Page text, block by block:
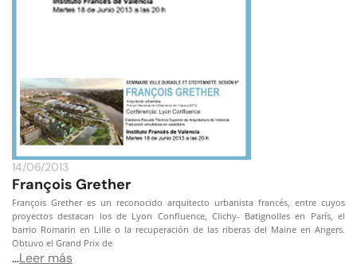
14/06/2013
François Grether
François Grether es un reconocido arquitecto urbanista francés, entre cuyos
proyectos destacan los de Lyon Confluence, Clichy- Batignolles en París, el
barrio Romarin en Lille o la recuperación de las riberas del Maine en Angers.
Obtuvo el Grand Prix de
…Leer más